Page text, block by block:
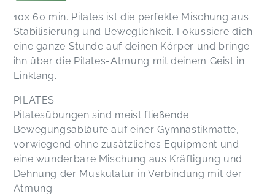
10x 60 min. Pilates ist die perfekte Mischung aus
Stabilisierung und Beweglichkeit. Fokussiere dich
eine ganze Stunde auf deinen Körper und bringe
ihn über die Pilates-Atmung mit deinem Geist in
Einklang.
PILATES
Pilatesübungen sind meist fließende
Bewegungsabläufe auf einer Gymnastikmatte,
vorwiegend ohne zusätzliches Equipment und
eine wunderbare Mischung aus Kräftigung und
Dehnung der Muskulatur in Verbindung mit der
Atmung.